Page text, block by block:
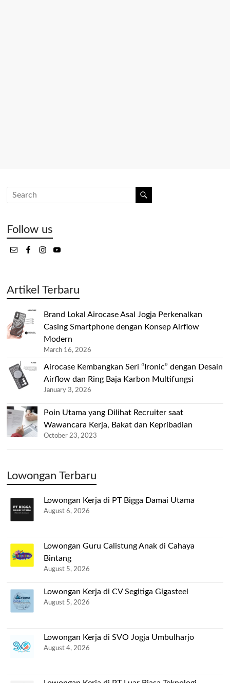
Follow us
Artikel Terbaru
Brand Lokal Airocase Asal Jogja Perkenalkan
Casing Smartphone dengan Konsep Airflow
Modern
March 16, 2026
Airocase Kembangkan Seri “Ironic” dengan Desain
Airflow dan Ring Baja Karbon Multifungsi
January 3, 2026
Poin Utama yang Dilihat Recruiter saat
Wawancara Kerja, Bakat dan Kepribadian
October 23, 2023
Lowongan Terbaru
Lowongan Kerja di PT Bigga Damai Utama
August 6, 2026
Lowongan Guru Calistung Anak di Cahaya
Bintang
August 5, 2026
Lowongan Kerja di CV Segitiga Gigasteel
August 5, 2026
Lowongan Kerja di SVO Jogja Umbulharjo
August 4, 2026